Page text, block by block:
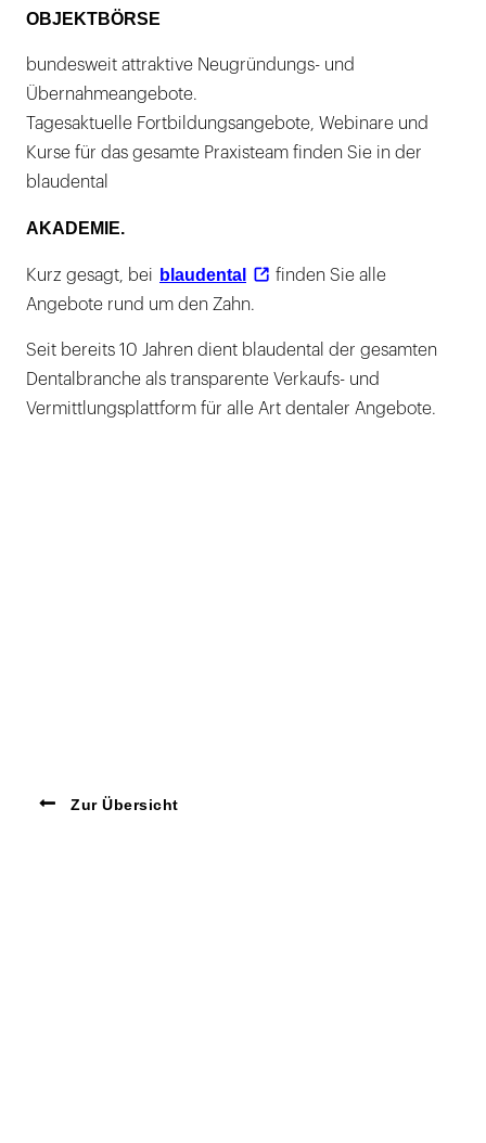
OBJEKTBÖRSE
bundesweit attraktive Neugründungs- und
Übernahmeangebote.
Tagesaktuelle Fortbildungsangebote, Webinare und
Kurse für das gesamte Praxisteam finden Sie in der
blaudental
AKADEMIE.
Kurz gesagt, bei blaudental
finden Sie alle
Angebote rund um den Zahn.
Seit bereits 10 Jahren dient blaudental der gesamten
Dentalbranche als transparente Verkaufs- und
Vermittlungsplattform für alle Art dentaler Angebote.
Zur Übersicht